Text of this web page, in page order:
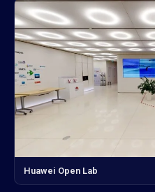
Huawei Open Lab